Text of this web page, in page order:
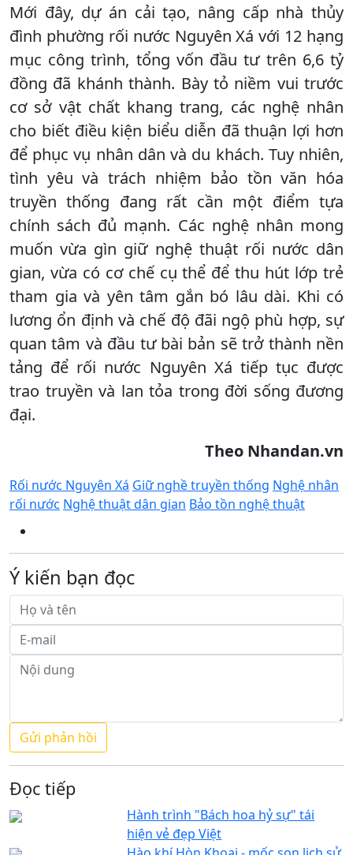
Mới đây, dự án cải tạo, nâng cấp nhà thủy
đình phường rối nước Nguyên Xá với 12 hạng
mục công trình, tổng vốn đầu tư trên 6,6 tỷ
đồng đã khánh thành. Bày tỏ niềm vui trước
cơ sở vật chất khang trang, các nghệ nhân
cho biết điều kiện biểu diễn đã thuận lợi hơn
để phục vụ nhân dân và du khách. Tuy nhiên,
tình yêu và trách nhiệm bảo tồn văn hóa
truyền thống đang rất cần một điểm tựa
chính sách đủ mạnh. Các nghệ nhân mong
muốn vừa gìn giữ nghệ thuật rối nước dân
gian, vừa có cơ chế cụ thể để thu hút lớp trẻ
tham gia và yên tâm gắn bó lâu dài. Khi có
lương ổn định và chế độ đãi ngộ phù hợp, sự
quan tâm và đầu tư bài bản sẽ trở thành nền
tảng để rối nước Nguyên Xá tiếp tục được
trao truyền và lan tỏa trong đời sống đương
đại.
Theo Nhandan.vn
Rối nước Nguyên Xá Giữ nghề truyền thống Nghệ nhân
rối nước Nghệ thuật dân gian Bảo tồn nghệ thuật
Ý kiến bạn đọc
Đọc tiếp
Hành trình "Bách hoa hỷ sự" tái
hiện vẻ đẹp Việt